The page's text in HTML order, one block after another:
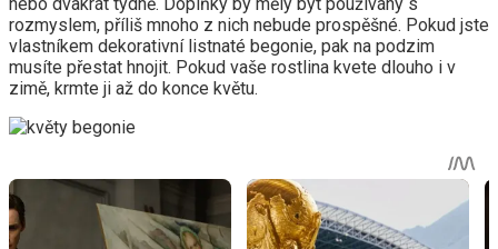
rozmyslem, příliš mnoho z nich nebude prospěšné. Pokud jste
vlastníkem dekorativní listnaté begonie, pak na podzim
musíte přestat hnojit. Pokud vaše rostlina kvete dlouho i v
zimě, krmte ji až do konce květu.